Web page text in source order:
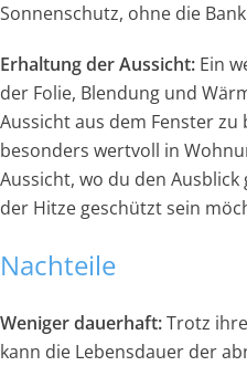
Sonnenschutz, ohne die
Erhaltung der Aussicht: Ein
der Folie, Blendung und
Aussicht aus dem Fenster
besonders wertvoll in
Aussicht, wo du den
der Hitze geschützt sein
Nachteile
Weniger dauerhaft:Trotz
kann die Lebensdauer der